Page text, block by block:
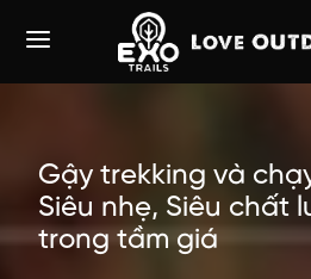
Gậy trekking và
Siêu nhẹ, Siêu chất
trong tầm giá